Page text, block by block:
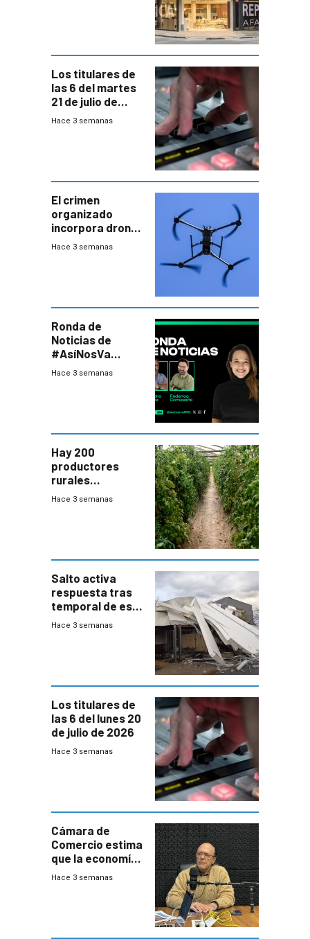
Los titulares de
las 6 del martes
21 de julio de
2026
Hace 3 semanas
El crimen
organizado
incorpora drones
y abre un nuevo
Hace 3 semanas
Ronda de
Noticias de
#AsíNosVa
(20/7/26)
Hace 3 semanas
Hay 200
productores
rurales
afectados tras
Hace 3 semanas
Salto activa
respuesta tras
temporal de este
sábado con
Hace 3 semanas
Los titulares de
las 6 del lunes 20
de julio de 2026
Hace 3 semanas
Cámara de
Comercio estima
que la economía
crecerá 1,6%
Hace 3 semanas